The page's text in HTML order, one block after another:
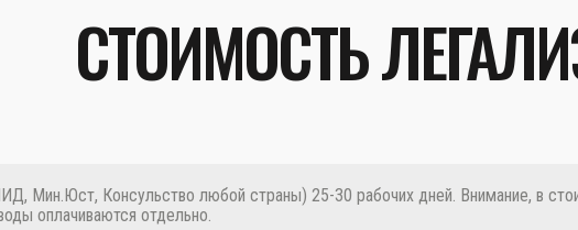
СТОИМОСТЬ
Мин.Юст, Консульство любой страны) 25-30 рабочих дней. Внимание, в
оплачиваются отдельно.